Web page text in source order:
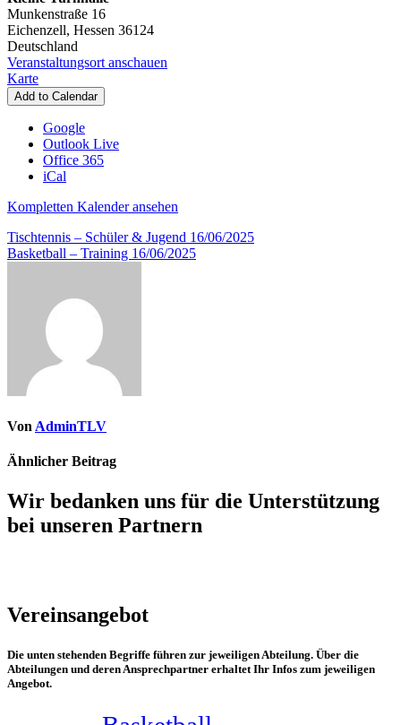
Munkenstraße 16
Eichenzell, Hessen 36124
Deutschland
Veranstaltungsort anschauen
KarteKleine
Turnhalle
Add to Calendar
Google
Outlook Live
Office 365
iCal
Kompletten Kalender ansehen
Beitragsnavigation
Tischtennis – Schüler & Jugend 16/06/2025
Basketball – Training 16/06/2025
Von AdminTLV
Ähnlicher Beitrag
Wir bedanken uns für die Unterstützung
bei unseren Partnern
Vereinsangebot
Die unten stehenden Begriffe führen zur jeweiligen Abteilung. Über die
Abteilungen und deren Ansprechpartner erhaltet Ihr Infos zum jeweiligen
Angebot.